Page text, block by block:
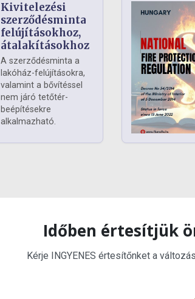
Kivitelezési
szerződésminta
felújításokhoz,
átalakításokhoz
A szerződésminta a
lakóház-felújításokra,
valamint a bővítéssel
nem járó tetőtér-
beépítésekre
alkalmazható.
Időben értesítjük
Kérje INGYENES értesítőnket a